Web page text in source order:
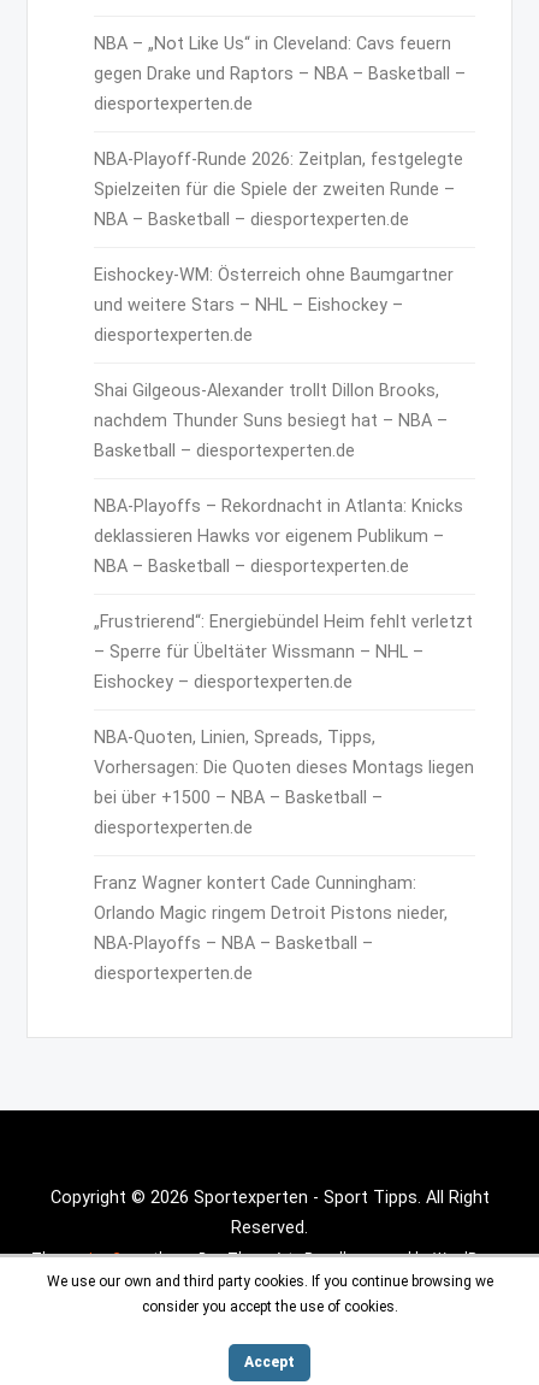
NBA – „Not Like Us“ in Cleveland: Cavs feuern
gegen Drake und Raptors – NBA – Basketball –
diesportexperten.de
NBA-Playoff-Runde 2026: Zeitplan, festgelegte
Spielzeiten für die Spiele der zweiten Runde –
NBA – Basketball – diesportexperten.de
Eishockey-WM: Österreich ohne Baumgartner
und weitere Stars – NHL – Eishockey –
diesportexperten.de
Shai Gilgeous-Alexander trollt Dillon Brooks,
nachdem Thunder Suns besiegt hat – NBA –
Basketball – diesportexperten.de
NBA-Playoffs – Rekordnacht in Atlanta: Knicks
deklassieren Hawks vor eigenem Publikum –
NBA – Basketball – diesportexperten.de
„Frustrierend“: Energiebündel Heim fehlt verletzt
– Sperre für Übeltäter Wissmann – NHL –
Eishockey – diesportexperten.de
NBA-Quoten, Linien, Spreads, Tipps,
Vorhersagen: Die Quoten dieses Montags liegen
bei über +1500 – NBA – Basketball –
diesportexperten.de
Franz Wagner kontert Cade Cunningham:
Orlando Magic ringem Detroit Pistons nieder,
NBA-Playoffs – NBA – Basketball –
diesportexperten.de
Copyright © 2026 Sportexperten - Sport Tipps. All Right
Reserved.
Theme :Inx Gametheme By aThemeArt - Proudly powered by WordPress.
We use our own and third party cookies. If you continue browsing we
consider you accept the use of cookies.
Accept